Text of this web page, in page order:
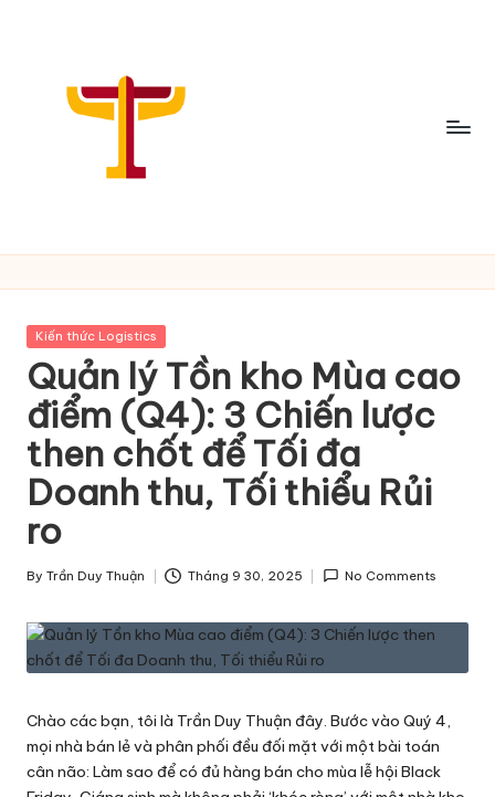
C
h
i
a
S
ẻ
T
h
ô
n
g
T
i
n
v
Posted
Kiến thức Logistics
Quản lý Tồn kho Mùa cao
điểm (Q4): 3 Chiến lược
then chốt để Tối đa
Doanh thu, Tối thiểu Rủi
ro
Posted
By Trần Duy Thuận Tháng 9 30, 2025 No Comments
Chào các bạn, tôi là Trần Duy Thuận đây. Bước vào Quý 4,
mọi nhà bán lẻ và phân phối đều đối mặt với một bài toán
cân não: Làm sao để có đủ hàng bán cho mùa lễ hội Black